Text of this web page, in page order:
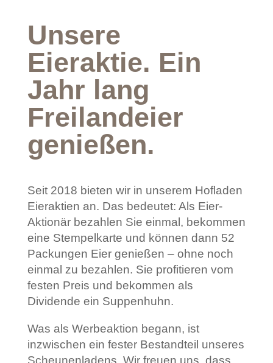
Unsere
Eieraktie. Ein
Jahr lang
Freilandeier
genießen.
Seit 2018 bieten wir in unserem Hofladen
Eieraktien an. Das bedeutet: Als Eier-
Aktionär bezahlen Sie einmal, bekommen
eine Stempelkarte und können dann 52
Packungen Eier genießen – ohne noch
einmal zu bezahlen. Sie profitieren vom
festen Preis und bekommen als
Dividende ein Suppenhuhn.
Was als Werbeaktion begann, ist
inzwischen ein fester Bestandteil unseres
Scheunenladens. Wir freuen uns, dass